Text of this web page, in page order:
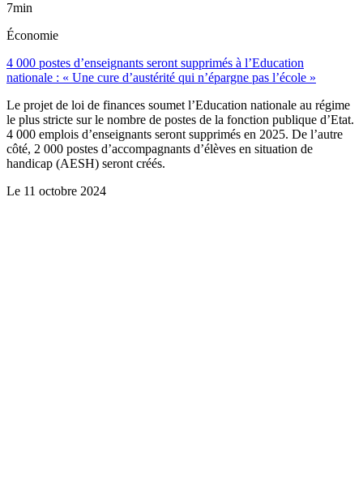
7min
Économie
4 000 postes d’enseignants seront supprimés à l’Education
nationale : « Une cure d’austérité qui n’épargne pas l’école »
Le projet de loi de finances soumet l’Education nationale au régime
le plus stricte sur le nombre de postes de la fonction publique d’Etat.
4 000 emplois d’enseignants seront supprimés en 2025. De l’autre
côté, 2 000 postes d’accompagnants d’élèves en situation de
handicap (AESH) seront créés.
Le 11 octobre 2024